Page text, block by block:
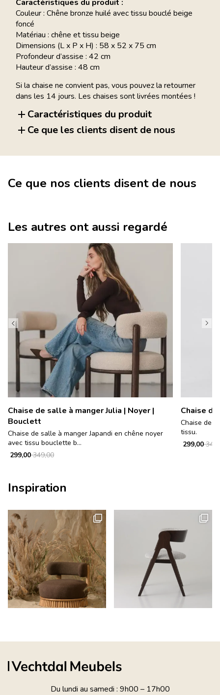
Caractéristiques du produit :
Couleur : Chêne bronze huilé avec tissu bouclé beige
foncé
Matériau : chêne et tissu beige
Dimensions (L x P x H) : 58 x 52 x 75 cm
Profondeur d’assise : 42 cm
Hauteur d’assise : 48 cm
Si la chaise ne convient pas, vous pouvez la retourner
dans les 14 jours. Les chaises sont livrées montées !
Caractéristiques du produit
Ce que les clients disent de nous
Ce que nos clients disent de nous
Les autres ont aussi regardé
Chaise de salle à manger Julia | Noyer |
Bouclett
Chaise de salle à manger Japandi en chêne noyer
avec tissu bouclette b...
349,00
299,00
Chaise
Chaise de
tissu.
299,00
Inspiration
Du lundi au samedi : 9h00 – 17h00